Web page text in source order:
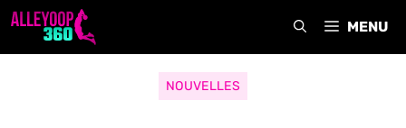
Aller
MENU
NOUVELLES